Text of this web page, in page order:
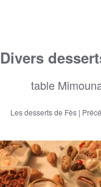
Divers
table
Les desserts de Fès |